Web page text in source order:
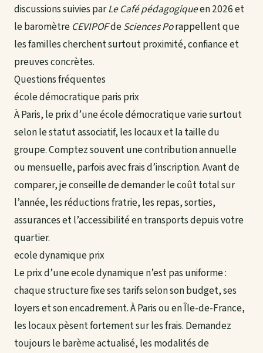
discussions suivies parLe Café pédagogiqueen 2026 et
le baromètre CEVIPOFdeSciences Porappellent que
les familles cherchent surtout proximité, confiance et
preuves concrètes.
Questions fréquentes
école démocratique paris prix
À Paris, le prix d’une école démocratique varie surtout
selon le statut associatif, les locaux et la taille du
groupe. Comptez souvent une contribution annuelle
ou mensuelle, parfois avec frais d’inscription. Avant de
comparer, je conseille de demander le coût total sur
l’année, les réductions fratrie, les repas, sorties,
assurances et l’accessibilité en transports depuis votre
quartier.
ecole dynamique prix
Le prix d’une ecole dynamique n’est pas uniforme :
chaque structure fixe ses tarifs selon son budget, ses
loyers et son encadrement. À Paris ou en Île-de-France,
les locaux pèsent fortement sur les frais. Demandez
toujours le barème actualisé, les modalités de